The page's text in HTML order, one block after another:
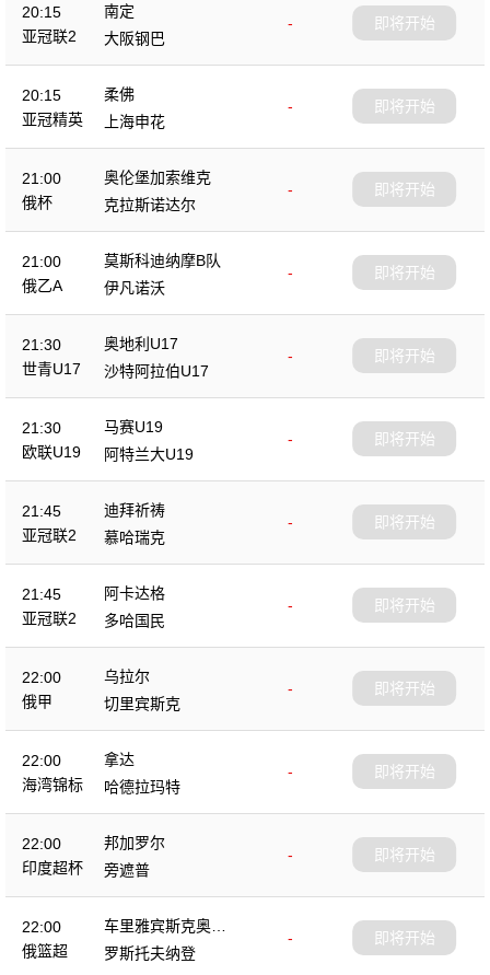
20:15
亚冠联2
南定
-
大阪钢巴
即将开始
20:15
亚冠精英
柔佛
-
上海申花
即将开始
21:00
俄杯
奥伦堡加索维克
-
克拉斯诺达尔
即将开始
21:00
俄乙A
莫斯科迪纳摩B队
-
伊凡诺沃
即将开始
21:30
世青U17
奥地利U17
-
沙特阿拉伯U17
即将开始
21:30
欧联U19
马赛U19
-
阿特兰大U19
即将开始
21:45
亚冠联2
迪拜祈祷
-
慕哈瑞克
即将开始
21:45
亚冠联2
阿卡达格
-
多哈国民
即将开始
22:00
俄甲
乌拉尔
-
切里宾斯克
即将开始
22:00
海湾锦标
拿达
-
哈德拉玛特
即将开始
22:00
印度超杯
邦加罗尔
-
旁遮普
即将开始
22:00
俄篮超
车里雅宾斯克奥林
匹克
-
罗斯托夫纳登
即将开始